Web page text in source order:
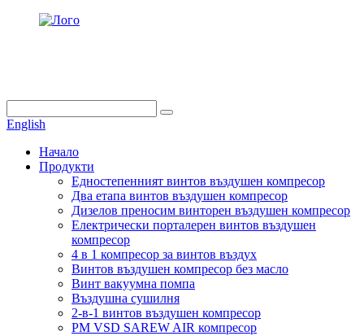
English
Начало
Продукти
Едностепенният винтов въздушен компресор
Два етапа винтов въздушен компресор
Дизелов преносим винторен въздушен компресор
Електрически порталерен винтов въздушен
компресор
4 в 1 компресор за винтов въздух
Винтов въздушен компресор без масло
Винт вакуумна помпа
Въздушна сушилня
2-в-1 винтов въздушен компресор
PM VSD SAREW AIR компресор